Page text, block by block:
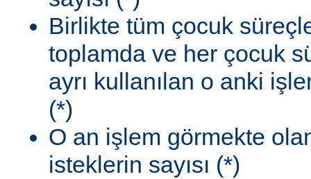
Birlikte tüm çocuk
toplamda ve her çocuk
ayrı kullanılan o anki
(*)
O an işlem görmekte
isteklerin sayısı (*)